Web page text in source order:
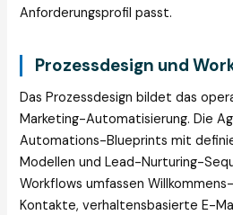
Anforderungsprofil passt.
Prozessdesign und
Das Prozessdesign bildet das
Marketing-Automatisierung. Die
Automations-Blueprints mit
Modellen und Lead-Nurturing-
Workflows umfassen
Kontakte, verhaltensbasierte E-